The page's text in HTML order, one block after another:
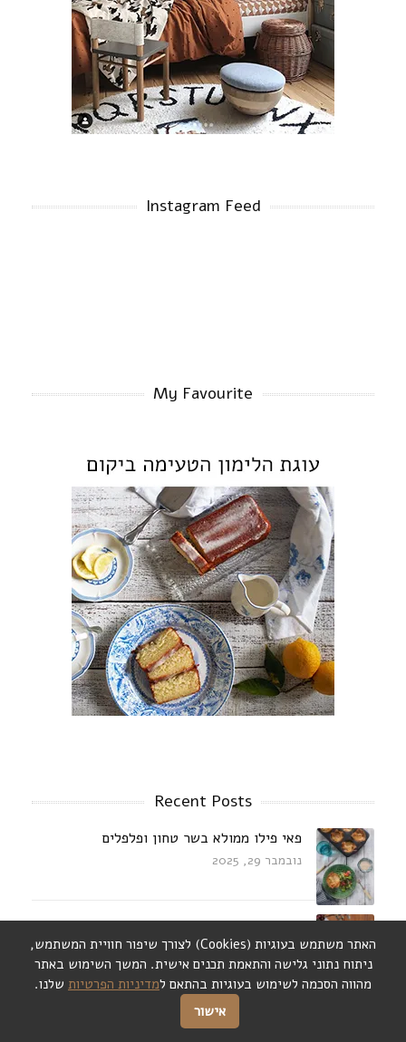
Instagram Feed
My Favourite
Recent Posts
פאי פילו ממולא בשר טחון ופלפלים
נובמבר 29, 2025
מרק תירס אסיאתי
דצמבר 22, 2024
עוף מוקפץ בחלב קוקוס עם דלעת,פטריות
האתר משתמש בעוגיות (Cookies) לצורך שיפור חוויית המשתמש,
ניתוח נתוני גלישה והתאמת תכנים אישית. המשך השימוש באתר
מהווה הסכמה לשימוש בעוגיות בהתאם למדיניות הפרטיות שלנו.
אישור